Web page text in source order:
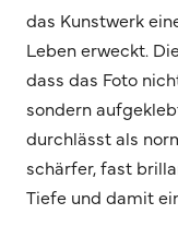
das Kunstwerk
Leben erweckt.
dass das Foto
sondern
durchlässt als
schärfer, fast
Tiefe und damit